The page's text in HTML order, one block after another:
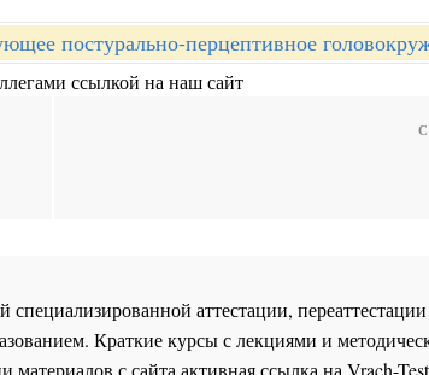
постурально-перцептивное
ссылкой на наш сайт
специализированной аттестации,
Краткие курсы с лекциями и
материалов с сайта активная ссылка на Vrach-